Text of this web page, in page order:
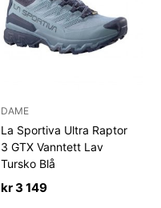
DAME
La Sportiva Ultra Raptor
3 GTX Vanntett Lav
Tursko Blå
kr3 149